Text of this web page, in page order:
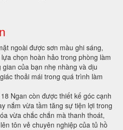
ngoài được sơn màu ghi sáng,
chọn hoàn hảo trong phòng làm
của bạn nhẹ nhàng và dịu
thoải mái trong quá trình làm
Ngan còn được thiết kế góc cạnh
nắm vừa tầm tăng sự tiện lợi trong
vừa chắc chắn mà thanh thoát,
tôn vẻ chuyên nghiệp của tủ hồ